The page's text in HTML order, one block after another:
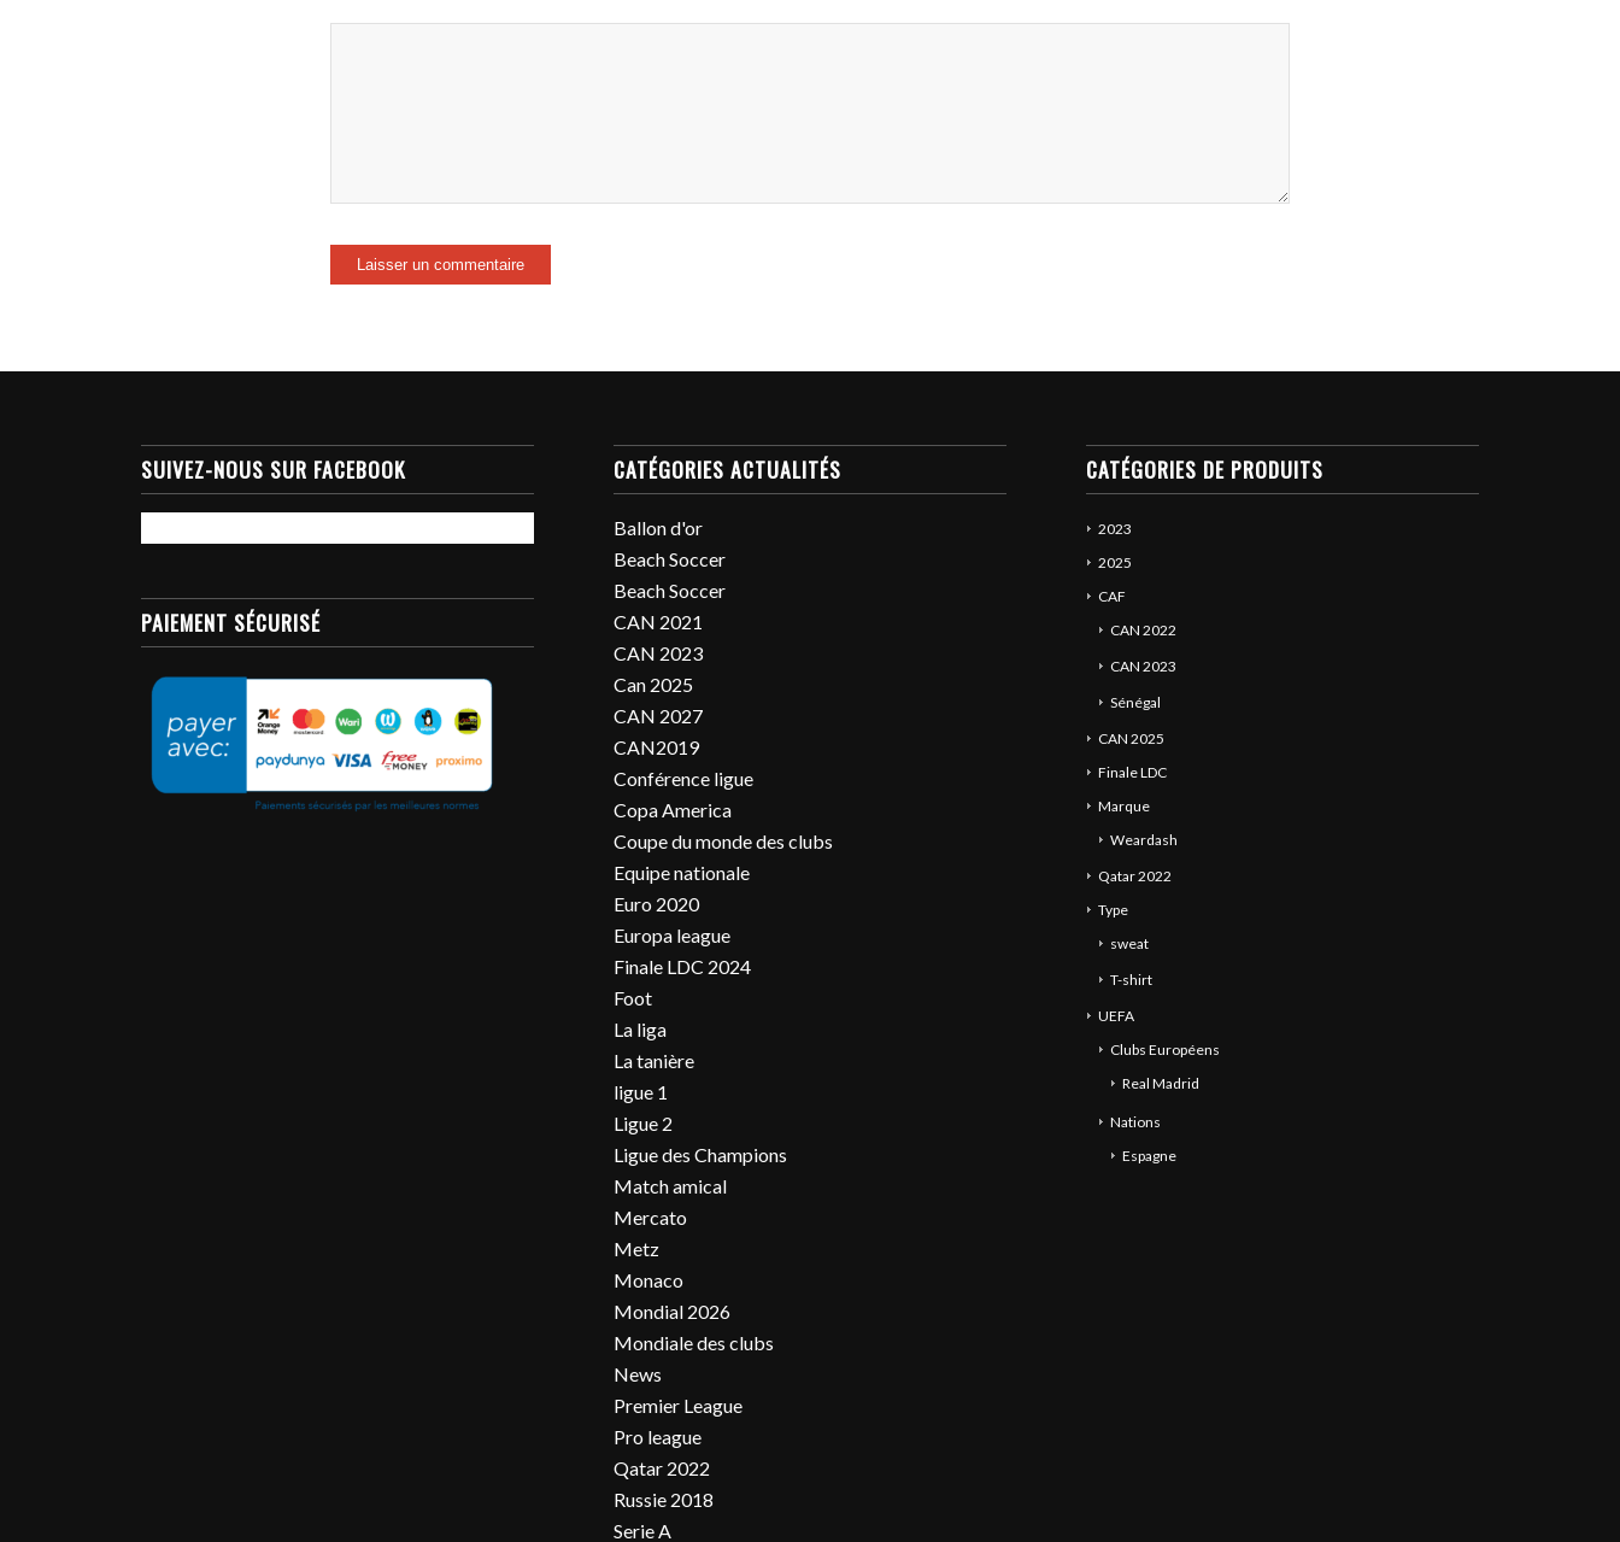
SUIVEZ-NOUS SUR FACEBOOK
PAIEMENT SÉCURISÉ
CATÉGORIES ACTUALITÉS
Ballon d'or
Beach Soccer
Beach Soccer
CAN 2021
CAN 2023
Can 2025
CAN 2027
CAN2019
Conférence ligue
Copa America
Coupe du monde des clubs
Equipe nationale
Euro 2020
Europa league
Finale LDC 2024
Foot
La liga
La tanière
ligue 1
Ligue 2
Ligue des Champions
Match amical
Mercato
Metz
Monaco
Mondial 2026
Mondiale des clubs
News
Premier League
Pro league
Qatar 2022
Russie 2018
Serie A
CATÉGORIES DE PRODUITS
2023
2025
CAF
CAN 2022
CAN 2023
Sénégal
CAN 2025
Finale LDC
Marque
Weardash
Qatar 2022
Type
sweat
T-shirt
UEFA
Clubs Européens
Real Madrid
Nations
Espagne